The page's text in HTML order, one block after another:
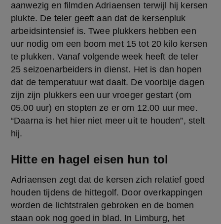
aanwezig en filmden Adriaensen terwijl hij kersen
plukte. De teler geeft aan dat de kersenpluk
arbeidsintensief is. Twee plukkers hebben een
uur nodig om een boom met 15 tot 20 kilo kersen
te plukken. Vanaf volgende week heeft de teler
25 seizoenarbeiders in dienst. Het is dan hopen
dat de temperatuur wat daalt. De voorbije dagen
zijn zijn plukkers een uur vroeger gestart (om
05.00 uur) en stopten ze er om 12.00 uur mee.
“Daarna is het hier niet meer uit te houden”, stelt
hij.
Hitte en hagel eisen hun tol
Adriaensen zegt dat de kersen zich relatief goed
houden tijdens de hittegolf. Door overkappingen
worden de lichtstralen gebroken en de bomen
staan ook nog goed in blad. In Limburg, het